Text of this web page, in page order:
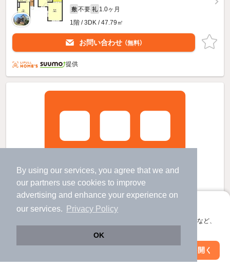
By using our services, you agree that we and
our partners use cookies to improve
advertising and enhance your experience on
our services.
Privacy Policy
OK
アプリに切り替えて、サクサクお部屋探し
会員登録なしですぐ使える。マップ検索やお気に入り保存など、
アプリを開く
敷 不要 礼 1.0ヶ月
1階 / 3DK / 47.79㎡
お問い合わせ （無料）
提供
絞り込み条件を変更